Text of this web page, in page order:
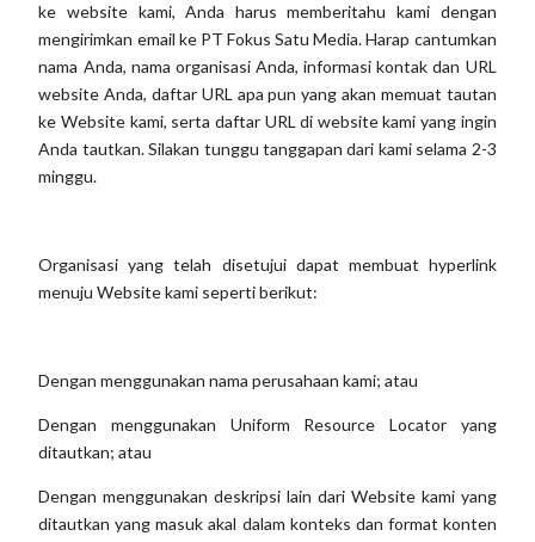
ke website kami, Anda harus memberitahu kami dengan
mengirimkan email ke PT Fokus Satu Media. Harap cantumkan
nama Anda, nama organisasi Anda, informasi kontak dan URL
website Anda, daftar URL apa pun yang akan memuat tautan
ke Website kami, serta daftar URL di website kami yang ingin
Anda tautkan. Silakan tunggu tanggapan dari kami selama 2-3
minggu.
Organisasi yang telah disetujui dapat membuat hyperlink
menuju Website kami seperti berikut:
Dengan menggunakan nama perusahaan kami; atau
Dengan menggunakan Uniform Resource Locator yang
ditautkan; atau
Dengan menggunakan deskripsi lain dari Website kami yang
ditautkan yang masuk akal dalam konteks dan format konten